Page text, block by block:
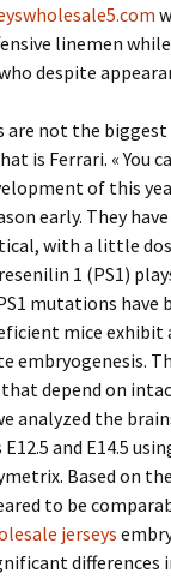
linemen
despite
are not the
is Ferrari. « You
of this
early. They
with a little
1 (PS1)
mutations have
mice
embryogenesis.
depend on
analyzed the
and E14.5
Based on
to be
jerseys
differences